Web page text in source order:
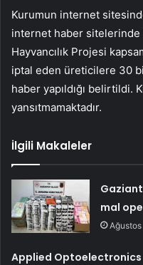
Kurumun internet
internet haber sitelerinde
Hayvancılık Projesi
iptal eden üreticilere 30
haber yapıldığı belirtildi.
yansıtmamaktadır.
İlgili Makaleler
mal
Applied Optoelectronics